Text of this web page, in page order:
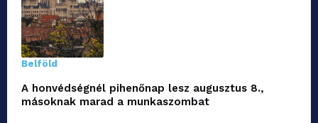
Belföld
A honvédségnél pihenőnap lesz augusztus 8.,
másoknak marad a munkaszombat